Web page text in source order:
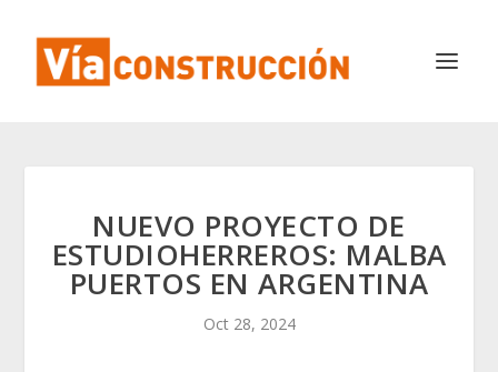
NUEVO PROYECTO DE
ESTUDIOHERREROS: MALBA
PUERTOS EN ARGENTINA
Oct 28, 2024